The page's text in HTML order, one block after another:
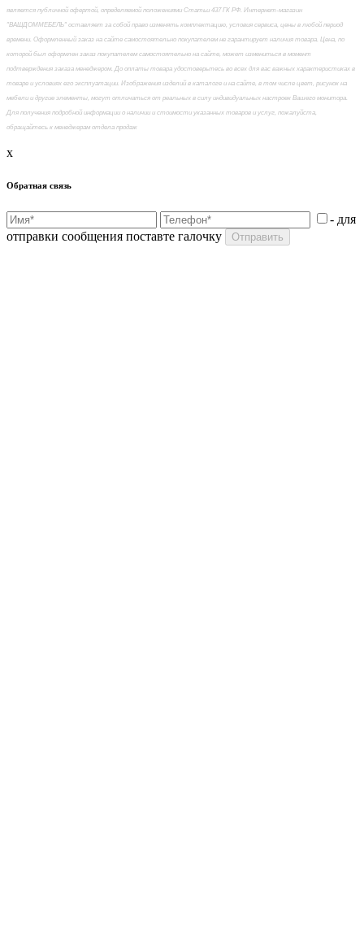
является публичной офертой, определяемой положениями Статьи 437 ГК РФ. Интернет-магазин
"ВАШДОММЕБЕЛЬ" оставляет за собой право изменять комплектацию, условия сервиса, цены в любой период
времени. Оформленный заказ на сайте самостоятельно покупателем не гарантирует наличия товара. Цена, по
которой был оформлен заказ покупателем самостоятельно на сайте, может измениться в момент
подтверждения заказа менеджером. До оплаты товара удостоверьтесь во всех для вас важных характеристиках в
товаре и условиях его эксплуатации. Изображения изделий в каталоге и на сайте, в том числе цвет, рисунок на
мебели и другие элементы, могут отличаться от реальных в силу индивидуальных настроек Вашего монитора.
Для получения подробной информации о наличии и стоимости указанных товаров и услуг, пожалуйста,
обращайтесь к менеджерам отдела продаж
x
Обратная связь
- для
отправки сообщения поставте галочку